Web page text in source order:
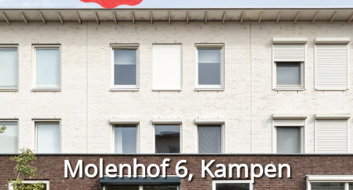
Molenhof 6, Kampen